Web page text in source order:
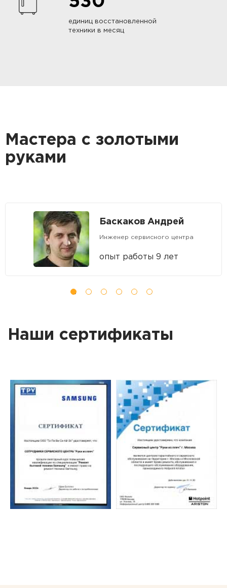
единиц восстановленной
техники в месяц
Мастера с золотыми
руками
Баскаков Андрей
Инженер сервисного центра
опыт работы 9 лет
Наши сертификаты